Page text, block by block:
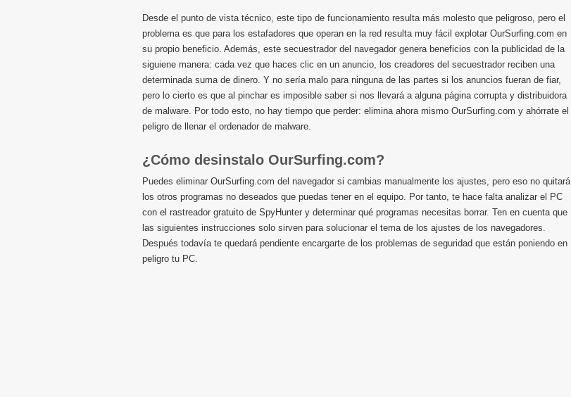
Desde el punto de vista técnico, este tipo de funcionamiento resulta más molesto que peligroso, pero el
problema es que para los estafadores que operan en la red resulta muy fácil explotar OurSurfing.com en
su propio beneficio. Además, este secuestrador del navegador genera beneficios con la publicidad de la
siguiene manera: cada vez que haces clic en un anuncio, los creadores del secuestrador reciben una
determinada suma de dinero. Y no sería malo para ninguna de las partes si los anuncios fueran de fiar,
pero lo cierto es que al pinchar es imposible saber si nos llevará a alguna página corrupta y distribuidora
de malware. Por todo esto, no hay tiempo que perder: elimina ahora mismo OurSurfing.com y ahórrate el
peligro de llenar el ordenador de malware.
¿Cómo desinstalo OurSurfing.com?
Puedes eliminar OurSurfing.com del navegador si cambias manualmente los ajustes, pero eso no quitará
los otros programas no deseados que puedas tener en el equipo. Por tanto, te hace falta analizar el PC
con el rastreador gratuito de SpyHunter y determinar qué programas necesitas borrar. Ten en cuenta que
las siguientes instrucciones solo sirven para solucionar el tema de los ajustes de los navegadores.
Después todavía te quedará pendiente encargarte de los problemas de seguridad que están poniendo en
peligro tu PC.